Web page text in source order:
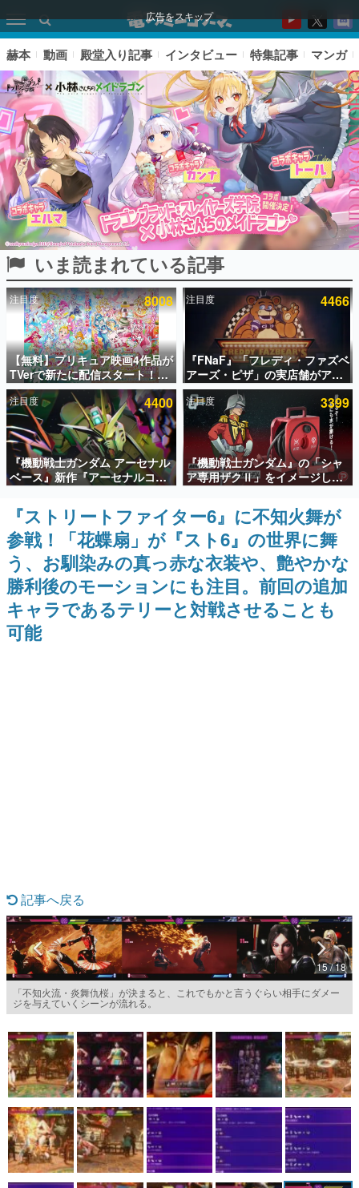
広告をスキップ
ピックアップ
電ファミのいま読まれている記事ランキング
アプリセール情報
インタビュー
連載・特集一覧
殿堂入り記事
SNS拡散数が数千以上！ ページビュー数万以上！ などな
ど。多くの人々に読まれた、電ファミ渾身の“殿堂入り”記
事をまとめました。
ゲームの企画書
名作ゲームクリエイターの方々に製作時のエピソードをお
聞きし、ヒットする企画（ゲーム）とは何か？を探ってい
きます。
この物語を解いてはいけない。『赫本』は、〈試験問題〉
の形をした短編ホラー小説集です。
具体的な形から解き明かしていく、硬派で骨太な評論連載
です。
ゲームが変えた日本語
「経験値」「裏技」「ラスボス」… ゲームにまつわる言葉
の起源や用法の変遷を、コンピューター文化史研究家・タ
イニーP氏が徹底調査。
カテゴリ
特集記事
マンガ
女性向け
アプリレビュー
赫本 動画 殿堂入り記事 インタビュー 特集記事 マンガ
いま読まれている記事
注目度 8008
【無料】プリキュア映画4作品が
TVerで新たに配信スタート！な
んと2018年～2024年の映画ほぼ
すべてが見放題に、ぶっちゃけ
ありえないラインナップ
注目度 4466
『FNaF』「フレディ・ファズベ
アーズ・ピザ」の実店舗がアメ
リカの商業施設「American
Dream」に2027年オープン！
ScottGamesとの共同開発、食
事だけでなくステージショーや
没入型のホラー体験も楽しめる
注目度 4400
『機動戦士ガンダム アーセナル
ベース』新作『アーセナルコマ
ンダー』発表！8月28日からオ
ープンベータテスト開催、2027
年2月下旬に稼働予定
注目度 3399
『機動戦士ガンダム』の「シャ
ア専用ザクⅡ」をイメージした
散水ホースリールが予約開始。
本体にはシャアのパーソナルマ
ークやジオン公国軍のエンブレ
ム、型式番号などを配置
『ストリートファイター6』に不知火舞が
参戦！「花蝶扇」が『スト6』の世界に舞
う、お馴染みの真っ赤な衣装や、艶やかな
勝利後のモーションにも注目。前回の追加
キャラであるテリーと対戦させることも
可能
記事へ戻る
15 / 18
「不知火流・炎舞仇桜」が決まると、これでもかと言うぐらい相手にダメー
ジを与えていくシーンが流れる。